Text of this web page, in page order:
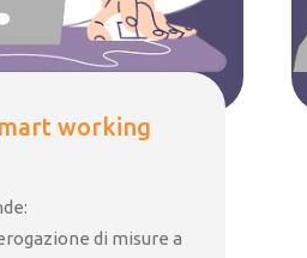
working
di misure a